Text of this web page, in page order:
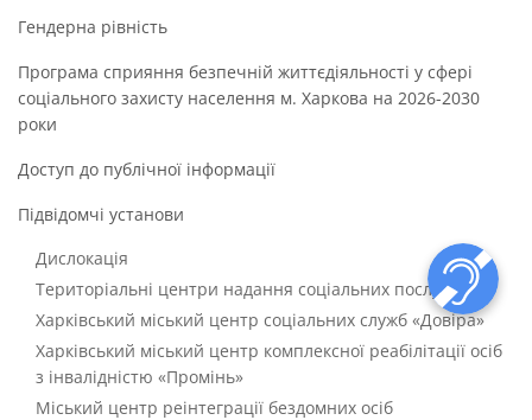
Гендерна рівність
Програма сприяння безпечній життєдіяльності у сфері
соціального захисту населення м. Харкова на 2026-2030
роки
Доступ до публічної інформації
Підвідомчі установи
Дислокація
Територіальні центри надання соціальних послуг
Харківський міський центр соціальних служб «Довіра»
Харківський міський центр комплексної реабілітації осіб
з інвалідністю «Промінь»
Міський центр реінтеграції бездомних осіб